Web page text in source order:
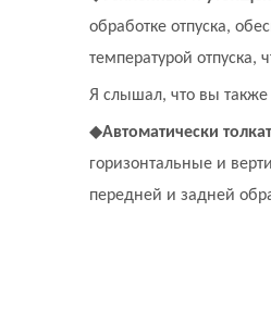
обработке отпуска,
температурой
Я слышал, что вы
◆Автоматически
горизонтальные и
передней и задней